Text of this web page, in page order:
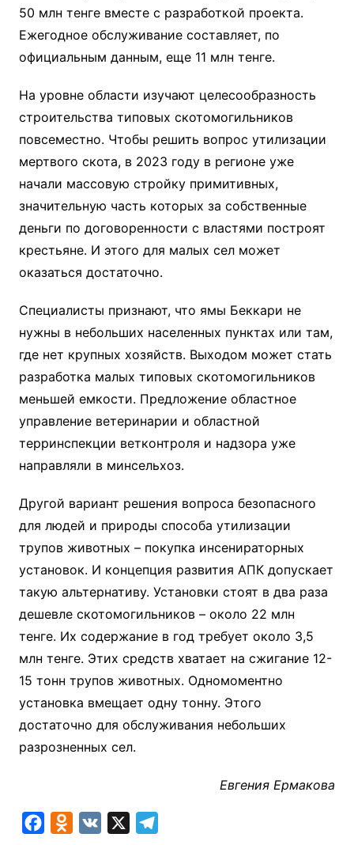
50 млн тенге вместе с разработкой проекта.
Ежегодное обслуживание составляет, по
официальным данным, еще 11 млн тенге.
На уровне области изучают целесообразность
строительства типовых скотомогильников
повсеместно. Чтобы решить вопрос утилизации
мертвого скота, в 2023 году в регионе уже
начали массовую стройку примитивных,
значительную часть которых за собственные
деньги по договоренности с властями построят
крестьяне. И этого для малых сел может
оказаться достаточно.
Специалисты признают, что ямы Беккари не
нужны в небольших населенных пунктах или там,
где нет крупных хозяйств. Выходом может стать
разработка малых типовых скотомогильников
меньшей емкости. Предложение областное
управление ветеринарии и областной
терринспекции ветконтроля и надзора уже
направляли в минсельхоз.
Другой вариант решения вопроса безопасного
для людей и природы способа утилизации
трупов животных – покупка инсенираторных
установок. И концепция развития АПК допускает
такую альтернативу. Установки стоят в два раза
дешевле скотомогильников – около 22 млн
тенге. Их содержание в год требует около 3,5
млн тенге. Этих средств хватает на сжигание 12-
15 тонн трупов животных. Одномоментно
установка вмещает одну тонну. Этого
достаточно для обслуживания небольших
разрозненных сел.
Евгения Ермакова